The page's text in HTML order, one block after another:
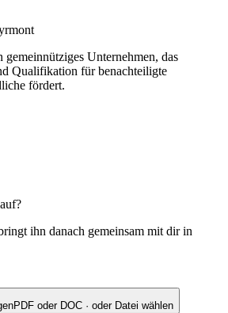
gemeinnütziges Unternehmen, das
Qualifikation für benachteiligte
fördert.
ihn danach gemeinsam mit dir in
PDF oder DOC · oder Datei wählen